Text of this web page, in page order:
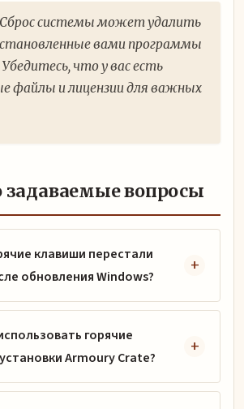
системы может удалить
вами программы
что у вас есть
файлы и лицензии для важных
задаваемые вопросы
клавиши перестали
обновления Windows?
горячие
Armoury Crate?